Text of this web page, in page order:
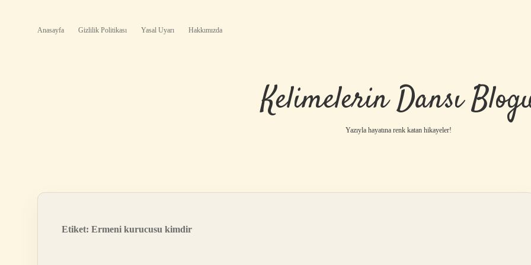
Anasayfa Gizlilik Politikası Yasal Uyarı Hakkımızda
Kelimelerin Dansı
Yazıyla hayatına renk katan hikayeler!
Etiket: Ermeni kurucusu kimdir